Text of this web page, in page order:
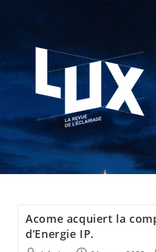
Acome acquiert la
d’Energie IP.